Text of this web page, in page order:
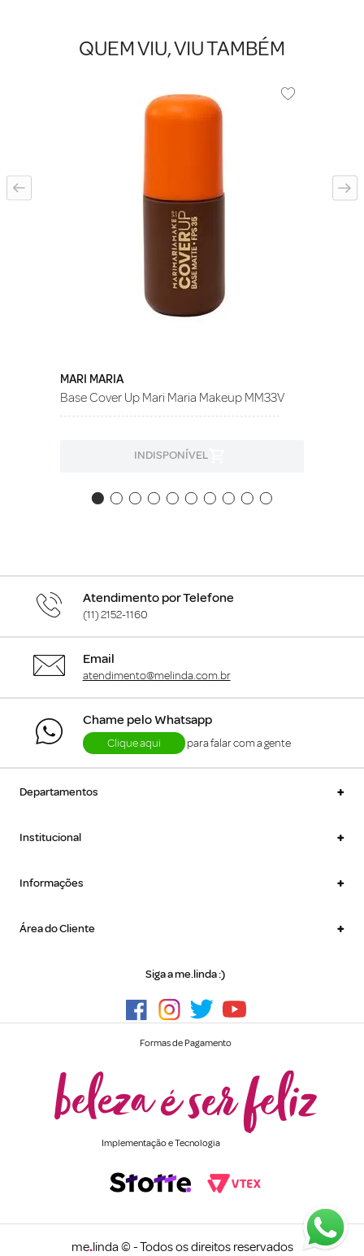
QUEM VIU, VIU TAMBÉM
MARI MARIA
Base Cover Up Mari Maria Makeup MM33V
INDISPONÍVEL
Atendimento por Telefone
(11) 2152-1160
Email
atendimento@melinda.com.br
Chame pelo Whatsapp
Clique aqui para falar com a gente
Departamentos +
Institucional +
Informações +
Área do Cliente +
Siga a me.linda :)
Formas de Pagamento
Implementação e Tecnologia
me.linda © - Todos os direitos reservados